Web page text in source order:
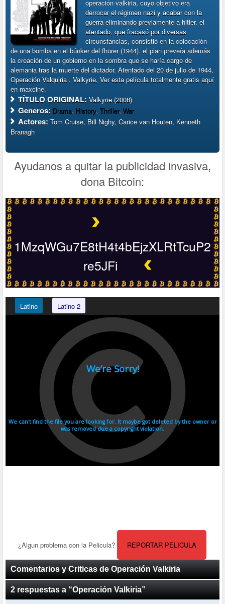
operación valkiria, cuyo objetivo era
derrocar el régimen nazi y acabar con la
guerra eliminando previamente a hitler. el
atentado, que fracasó por diversas
circunstancias, consistió en la colocación
de una bomba en el búnker del fhürer (1944). el plan preveía además
la creación de un gobierno en la sombra que se haría cargo de
alemania tras la muerte del dictador. Atentado del 20 de julio de 1944,
Operación Valquiria , Valkyrie, Ver esta película totalmente gratis aquí
en maxcine.
TÍTULO ORIGINAL:Valkyrie (2008)
Generos: Drama, History, Thriller, War
Actores:Tom Cruise, Bill Nighy, Carice van Houten, Kenneth
Branagh
Ayudanos a quitar la publicidad invasiva,
dona Bitcoin:
1MzqWGu7E8tH4t4bEjzXLRtTcuP2
re5JFi
Latino Latino 2
¿Algun problema con la Pelicula? REPORTAR PELICULA
Comentarios y Criticas de Operación Valkiria
2 respuestas a “Operación Valkiria”